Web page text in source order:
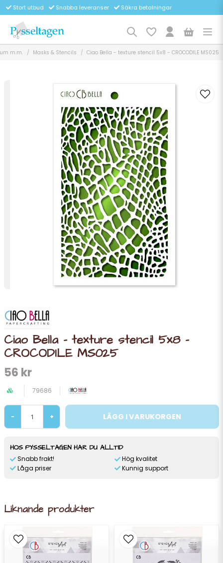
Stort utbud Snabba leveranser Säkra betalningar
m.m. Masks & Stencils Ciao Bella - texture stencil 5x8 - CROCODILE MS025
Ciao Bella - texture stencil 5x8 -
CROCODILE MS025
56 kr
79686
- + LÄGG I VARUKORGEN
HOS PYSSELTAGEN HAR DU ALLTID
Snabb frakt!
Låga priser
Hög kvalitet
Kunnig support
Liknande produkter